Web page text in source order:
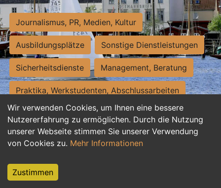
Wir verwenden Cookies, um Ihnen eine bessere
Nutzererfahrung zu ermöglichen. Durch die Nutzung
unserer Webseite stimmen Sie unserer Verwendung
von Cookies zu. Mehr Informationen
Zustimmen
Journalismus, PR, Medien, Kultur
Ausbildungsplätze Sonstige Dienstleistungen
Sicherheitsdienste Management, Beratung
Praktika, Werkstudenten, Abschlussarbeiten
Personalwesen Assistenz, Sekretariat
Hilfskräfte, Aushilfs- und Nebenjobs
Weiterbildung, Studium, duale Ausbildung